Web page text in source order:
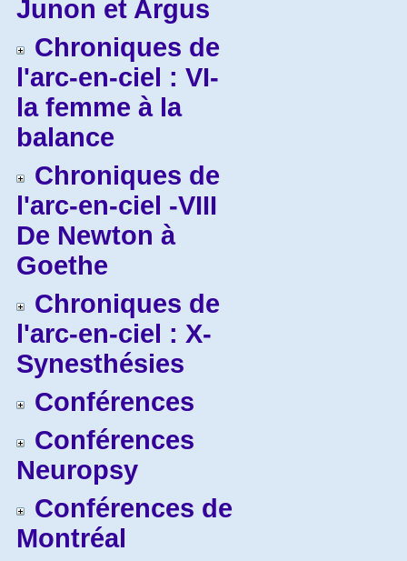
Junon et Argus
Chroniques de
l'arc-en-ciel : VI-
la femme à la
balance
Chroniques de
l'arc-en-ciel -VIII
De Newton à
Goethe
Chroniques de
l'arc-en-ciel : X-
Synesthésies
Conférences
Conférences
Neuropsy
Conférences de
Montréal